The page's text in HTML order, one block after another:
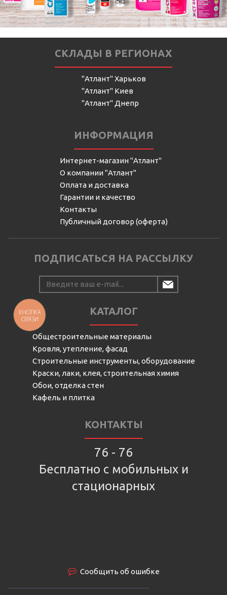
СКЛАДЫ В РЕГИОНАХ
"Атлант" Харьков
"Атлант" Киев
"Атлант" Днепр
ИНФОРМАЦИЯ
Интернет-магазин "Атлант"
О компании "Атлант"
Оплата и доставка
Гарантии и качество
Контакты
Публичный договор (оферта)
ПОДПИСАТЬСЯ НА РАССЫЛКУ
КАТАЛОГ
Общестроительные материалы
Кровля, утепление, фасад
Строительные инструменты, оборудование
Краски, лаки, клея, строительная химия
Обои, отделка стен
Кафель и плитка
КОНТАКТЫ
76 - 76
Бесплатно с мобильных и
стационарных
Сообщить об ошибке
КНОПКА
СВЯЗИ